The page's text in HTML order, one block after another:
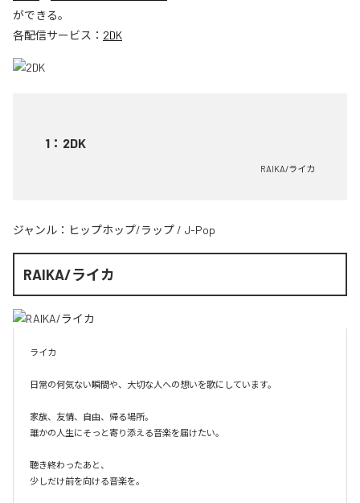
ができる。
各配信サービス： 2DK
1 ： 2DK
RAIKA/ライカ
ジャンル： ヒップホップ/ラップ / J-Pop
RAIKA/ライカ
ライカ
日常の何気ない瞬間や、大切な人への想いを歌にしています。
家族、友情、自由、帰る場所。
誰かの人生にそっと寄り添える音楽を届けたい。
聴き終わったあと、
少しだけ前を向ける音楽を。